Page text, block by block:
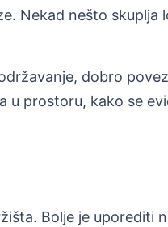
Nekad nešto skuplja
dobro
prostoru, kako se
Bolje je uporediti